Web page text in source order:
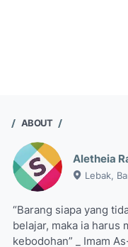
ABOUT
Aletheia
Lebak,
“Barang siapa yang
belajar, maka ia harus
kebodohan” _ Imam